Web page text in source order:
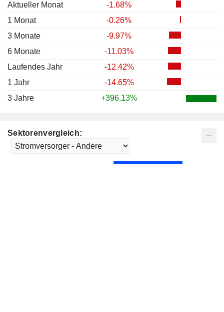
Aktueller Monat
-1.68%
1 Monat
-0.26%
3 Monate
-9.97%
6 Monate
-11.03%
Laufendes Jahr
-12.42%
1 Jahr
-14.65%
3 Jahre
+396.13%
Sektorenvergleich: